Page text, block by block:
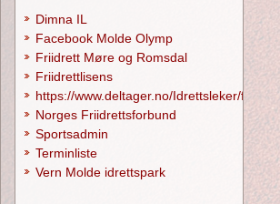
Dimna IL
Facebook Molde Olymp
Friidrett Møre og Romsdal
Friidrettlisens
https://www.deltager.no/Idrettsleker/forside
Norges Friidrettsforbund
Sportsadmin
Terminliste
Vern Molde idrettspark